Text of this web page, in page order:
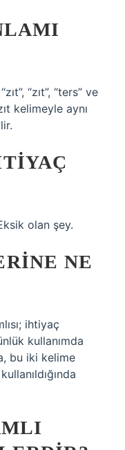
“zıt”, “ters” ve
kelimeyle aynı
olan şey.
NE
ihtiyaç
kullanımda
bu iki kelime